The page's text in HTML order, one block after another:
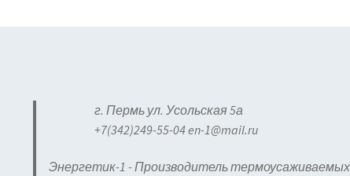
г. Пермь ул. Усольская 5а
+7(342)249-55-04 en-1@mail.ru
Энергетик-1 - Производитель